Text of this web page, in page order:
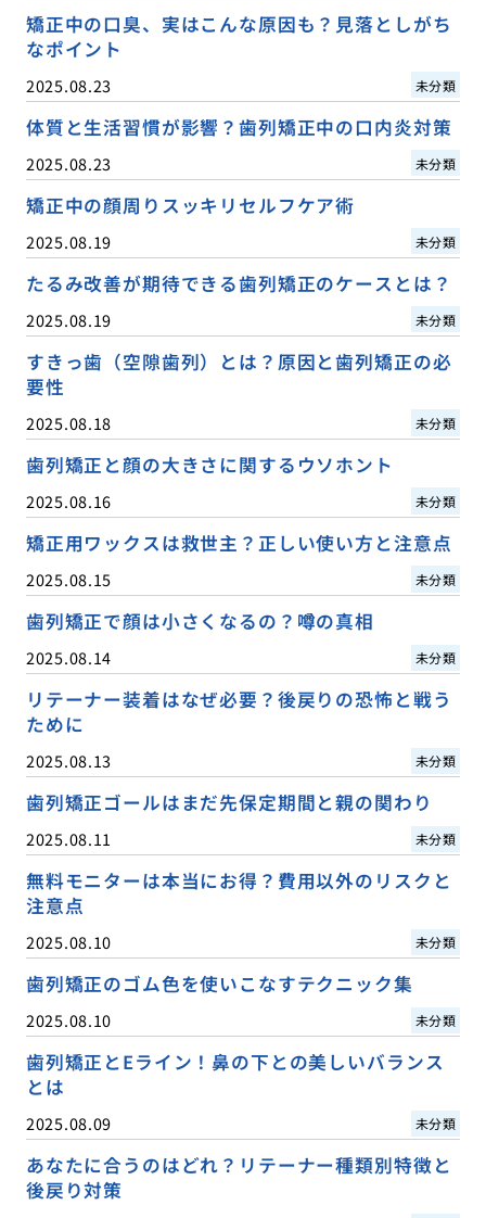
矯正中の口臭、実はこんな原因も？見落としがち
なポイント
2025.08.23 未分類
体質と生活習慣が影響？歯列矯正中の口内炎対策
2025.08.23 未分類
矯正中の顔周りスッキリセルフケア術
2025.08.19 未分類
たるみ改善が期待できる歯列矯正のケースとは？
2025.08.19 未分類
すきっ歯（空隙歯列）とは？原因と歯列矯正の必
要性
2025.08.18 未分類
歯列矯正と顔の大きさに関するウソホント
2025.08.16 未分類
矯正用ワックスは救世主？正しい使い方と注意点
2025.08.15 未分類
歯列矯正で顔は小さくなるの？噂の真相
2025.08.14 未分類
リテーナー装着はなぜ必要？後戻りの恐怖と戦う
ために
2025.08.13 未分類
歯列矯正ゴールはまだ先保定期間と親の関わり
2025.08.11 未分類
無料モニターは本当にお得？費用以外のリスクと
注意点
2025.08.10 未分類
歯列矯正のゴム色を使いこなすテクニック集
2025.08.10 未分類
歯列矯正とEライン！鼻の下との美しいバランス
とは
2025.08.09 未分類
あなたに合うのはどれ？リテーナー種類別特徴と
後戻り対策